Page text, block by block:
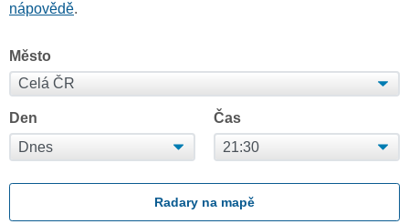
nápovědě.
Město
Den Čas
Radary na mapě